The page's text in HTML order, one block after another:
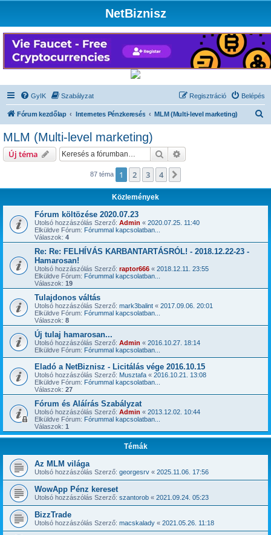
NetBiznisz
GyIK Szabályzat Belépés
Regisztráció
Fórum kezdőlap Internetes Pénzkeresés MLM (Multi-level marketing)
MLM (Multi-level marketing)
Új téma Keresés
87 téma 1 2 3 4
Közlemények
Fórum költözése 2020.07.23
Utolsó hozzászólás Szerző: Admin « 2020.07.25. 11:40
Elküldve Fórum: Fórummal kapcsolatban...
Válaszok: 4
Re: Re: FELHÍVÁS KARBANTARTÁSRÓL! - 2018.12.22-23 -
Hamarosan!
Utolsó hozzászólás Szerző: raptor666 « 2018.12.11. 23:55
Elküldve Fórum: Fórummal kapcsolatban...
Válaszok: 19
Tulajdonos váltás
Utolsó hozzászólás Szerző: mark3balint « 2017.09.06. 20:01
Elküldve Fórum: Fórummal kapcsolatban...
Válaszok: 8
Új tulaj hamarosan...
Utolsó hozzászólás Szerző: Admin « 2016.10.27. 18:14
Elküldve Fórum: Fórummal kapcsolatban...
Eladó a NetBiznisz - Licitálás vége 2016.10.15
Utolsó hozzászólás Szerző: Musztafa « 2016.10.21. 13:08
Elküldve Fórum: Fórummal kapcsolatban...
Válaszok: 27
Fórum és Aláírás Szabályzat
Utolsó hozzászólás Szerző: Admin « 2013.12.02. 10:44
Elküldve Fórum: Fórummal kapcsolatban...
Válaszok: 1
Témák
Az MLM világa
Utolsó hozzászólás Szerző: georgesrv « 2025.11.06. 17:56
WowApp Pénz kereset
Utolsó hozzászólás Szerző: szantorob « 2021.09.24. 05:23
BizzTrade
Utolsó hozzászólás Szerző: macskalady « 2021.05.26. 11:18